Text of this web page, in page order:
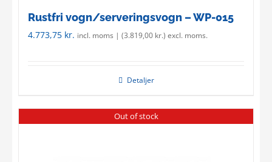
Rustfri vogn/serveringsvogn – WP-015
4.773,75 kr. incl. moms | (3.819,00 kr.) excl. moms.
Detaljer
Out of stock